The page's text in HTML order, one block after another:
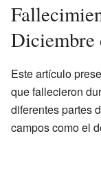
Diciembre
Este artículo
que fallecieron
diferentes partes
campos como el